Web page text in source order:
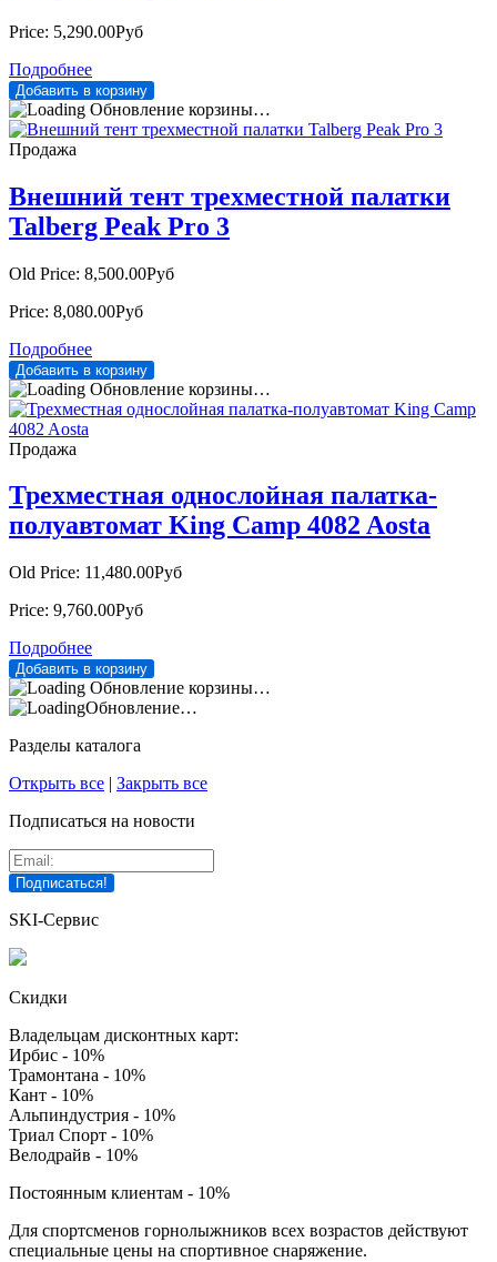
Price: 5,290.00Руб
Подробнее
Обновление корзины…
Продажа
Внешний тент трехместной палатки
Talberg Peak Pro 3
Old Price: 8,500.00Руб
Price: 8,080.00Руб
Подробнее
Обновление корзины…
Продажа
Трехместная однослойная палатка-
полуавтомат King Camp 4082 Aosta
Old Price: 11,480.00Руб
Price: 9,760.00Руб
Подробнее
Обновление корзины…
Обновление…
Разделы каталога
Открыть все | Закрыть все
Подписаться на новости
SKI-Сервис
Скидки
Владельцам дисконтных карт:
Ирбис - 10%
Трамонтана - 10%
Кант - 10%
Альпиндустрия - 10%
Триал Спорт - 10%
Велодрайв - 10%
Постоянным клиентам - 10%
Для спортсменов горнолыжников всех возрастов действуют
специальные цены на спортивное снаряжение.